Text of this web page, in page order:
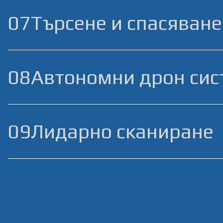
07Търсене и спасяване
08Автономни дрон
09Лидарно сканиране